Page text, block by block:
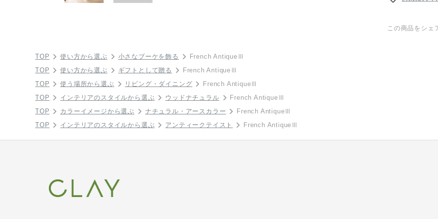
この商品をシェ
TOP 使い方から選ぶ 小さなブーケを飾る
French AntiqueⅢ
TOP
使い方から選ぶ ギフトとして贈る
French AntiqueⅢ
TOP
使う場所から選ぶ リビング・ダイニング
French AntiqueⅢ
TOP
インテリアのスタイルから選ぶ ウッドナチュラル
French AntiqueⅢ
TOP
カラーイメージから選ぶ ナチュラル・アースカラー
French AntiqueⅢ
TOP
インテリアのスタイルから選ぶ アンティークテイスト French AntiqueⅢ